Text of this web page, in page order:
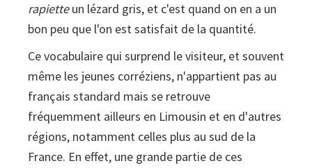
illustrés
rapietteun lézard gris, et c'est quand on en a un
bon peu que l'on est satisfait de la quantité.
Ce vocabulaire qui surprend le visiteur, et souvent
même les jeunes corréziens, n'appartient pas au
français standard mais se retrouve
fréquemment ailleurs en Limousin et en d'autres
régions, notamment celles plus au sud de la
France. En effet, une grande partie de ces